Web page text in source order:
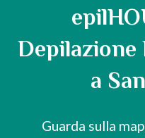
a
Guarda sulla